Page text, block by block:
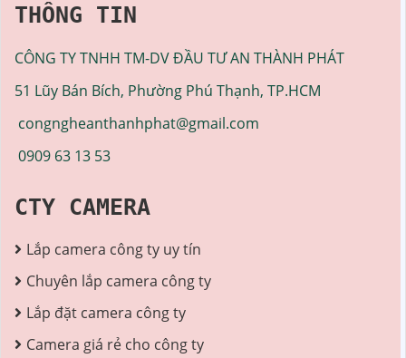
THÔNG TIN
CÔNG TY TNHH TM-DV ĐẦU TƯ AN THÀNH PHÁT
51 Lũy Bán Bích, Phường Phú Thạnh, TP.HCM
congngheanthanhphat@gmail.com
0909 63 13 53
CTY CAMERA
Lắp camera công ty uy tín
Chuyên lắp camera công ty
Lắp đặt camera công ty
Camera giá rẻ cho công ty